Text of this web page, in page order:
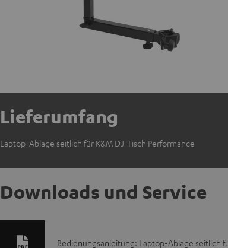
Lieferumfang
Laptop-Ablage seitlich für K&M DJ-Tisch Performance
Downloads und Service
Bedienungsanleitung: Laptop-Ablage seitlich